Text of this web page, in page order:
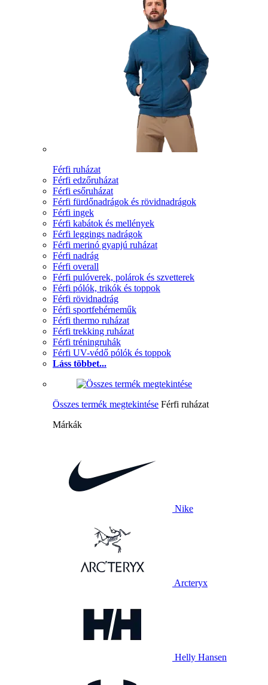
Férfi ruházat
Férfi edzőruházat
Férfi esőruházat
Férfi fürdőnadrágok és rövidnadrágok
Férfi ingek
Férfi kabátok és mellények
Férfi leggings nadrágok
Férfi merinó gyapjú ruházat
Férfi nadrág
Férfi overall
Férfi pulóverek, polárok és szvetterek
Férfi pólók, trikók és toppok
Férfi rövidnadrág
Férfi sportfehérneműk
Férfi thermo ruházat
Férfi trekking ruházat
Férfi tréningruhák
Férfi UV-védő pólók és toppok
Láss többet...
Összes termék megtekintése Férfi ruházat
Márkák
Nike
Arcteryx
Helly Hansen